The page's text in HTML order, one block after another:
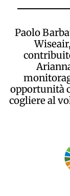
Paolo
opportunità
cogliere al